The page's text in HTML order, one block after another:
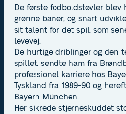
De første fodboldstøvler
grønne baner, og snart
sit talent for det spil, som
levevej.
De hurtige driblinger og den
spillet, sendte ham fra
professionel karriere hos
Tyskland fra 1989-90 og
Bayern München.
Her sikrede stjerneskuddet